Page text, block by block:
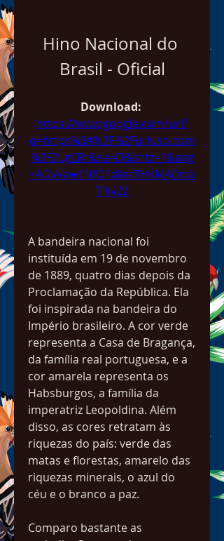
Hino Nacional do
Brasil - Oficial
https://www.google.com/url?
q=https%3A%2F%2Furluso.com
%2F2ugLRr&sa=D&sntz=1&usg
=AOvVaw1NfO1z8ezTHKMADwb
TNyZZ
A bandeira nacional foi
instituída em 19 de novembro
de 1889, quatro dias depois da
Proclamação da República. Ela
foi inspirada na bandeira do
Império brasileiro. A cor verde
representa a Casa de Bragança,
da família real portuguesa, e a
cor amarela representa os
Habsburgos, a família da
imperatriz Leopoldina. Além
disso, as cores retratam às
riquezas do país: verde das
matas e florestas, amarelo das
riquezas minerais, o azul do
céu e o branco a paz.
Comparo bastante as